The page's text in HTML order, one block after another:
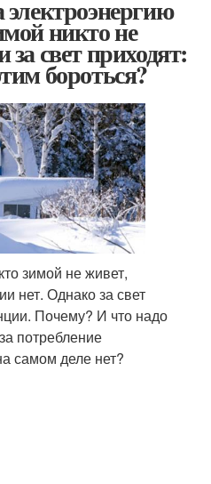
никто не
свет приходят:
бороться?
зимой не живет,
нет. Однако за свет
Почему? И что надо
потребление
самом деле нет?